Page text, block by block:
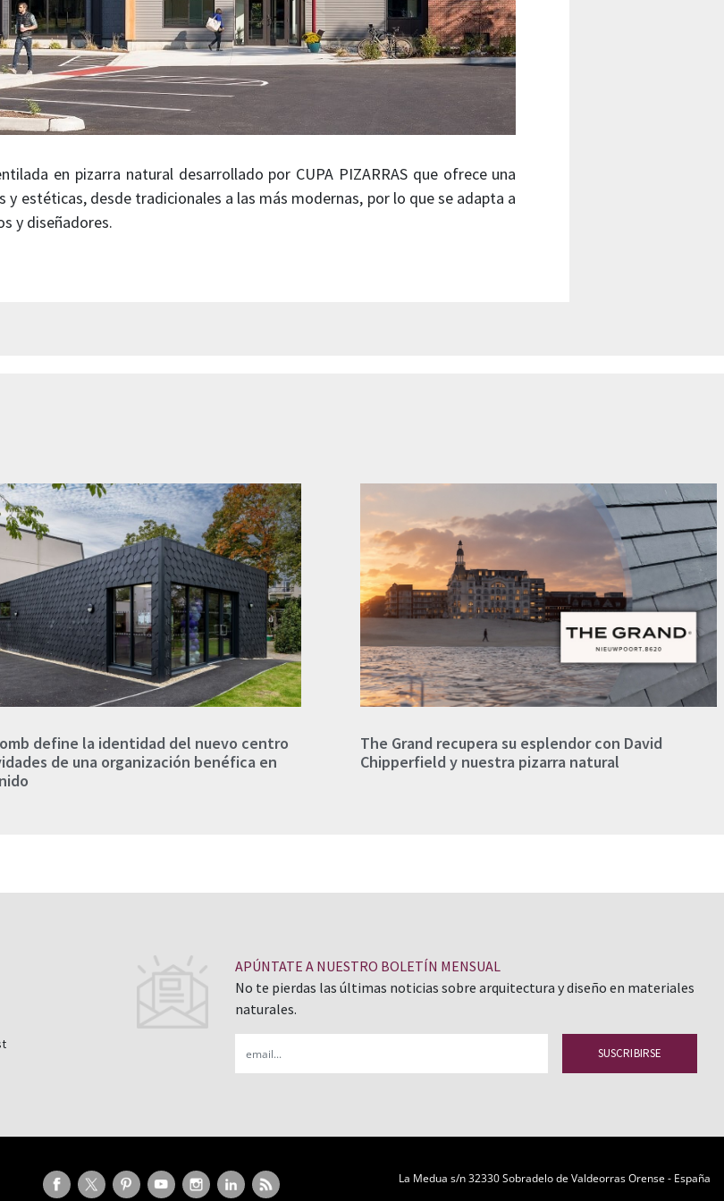
en pizarra natural desarrollado por CUPA PIZARRAS que ofrece una
estéticas, desde tradicionales a las más modernas, por lo que se adapta a
y diseñadores.
define la identidad del nuevo centro
de una organización benéfica en
The Grand recupera su esplendor con David
Chipperfield y nuestra pizarra natural
APÚNTATE A NUESTRO BOLETÍN MENSUAL
No te pierdas las últimas noticias sobre arquitectura y diseño en materiales
naturales.
La Medua s/n 32330 Sobradelo de Valdeorras Orense - España